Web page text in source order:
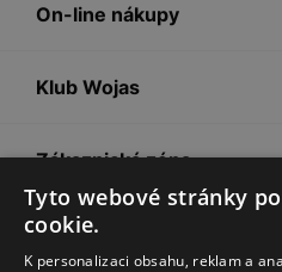
On-line nákupy
Klub Wojas
Zákaznická zóna
Společnost Wojas
Tyto webové stránky
cookie.
K personalizaci obsahu, reklam a